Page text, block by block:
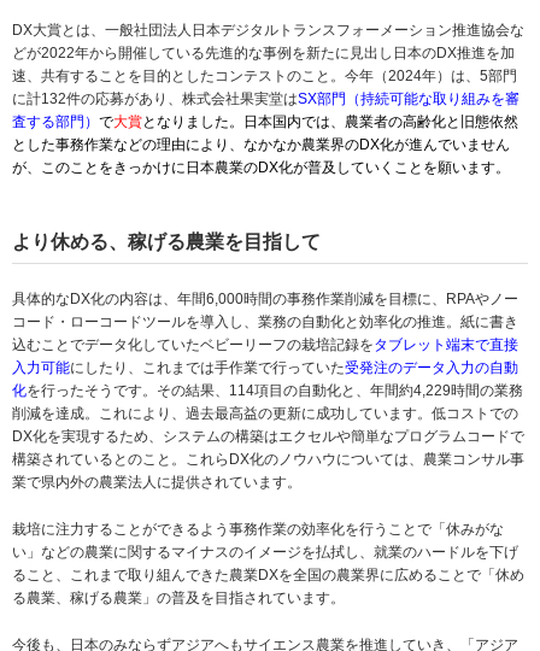
DX大賞とは、一般社団法人日本デジタルトランスフォーメーション推進協会な
どが2022年から開催している先進的な事例を新たに見出し日本のDX推進を加
速、共有することを目的としたコンテストのこと。今年（2024年）は、5部門
に計132件の応募があり、株式会社果実堂はSX部門（持続可能な取り組みを審
査する部門） で大賞となりました。日本国内では、農業者の高齢化と旧態依然
とした事務作業などの理由により、なかなか農業界のDX化が進んでいません
が、このことをきっかけに日本農業のDX化が普及していくことを願います。
より休める、稼げる農業を目指して
具体的なDX化の内容は、年間6,000時間の事務作業削減を目標に、RPAやノー
コード・ローコードツールを導入し、業務の自動化と効率化の推進。紙に書き
込むことでデータ化していたベビーリーフの栽培記録をタブレット端末で直接
入力可能にしたり、これまでは手作業で行っていた受発注のデータ入力の自動
化を行ったそうです。その結果、114項目の自動化と、年間約4,229時間の業務
削減を達成。これにより、過去最高益の更新に成功しています。低コストでの
DX化を実現するため、システムの構築はエクセルや簡単なプログラムコードで
構築されているとのこと。これらDX化のノウハウについては、農業コンサル事
業で県内外の農業法人に提供されています。
栽培に注力することができるよう事務作業の効率化を行うことで「休みがな
い」などの農業に関するマイナスのイメージを払拭し、就業のハードルを下げ
ること、これまで取り組んできた農業DXを全国の農業界に広めることで「休め
る農業、稼げる農業」の普及を目指されています。
今後も、日本のみならずアジアへもサイエンス農業を推進していき、「アジア